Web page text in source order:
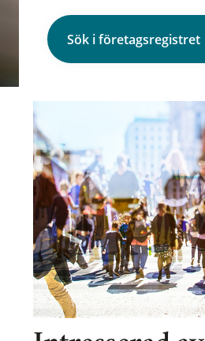
Sök i företagsregistret